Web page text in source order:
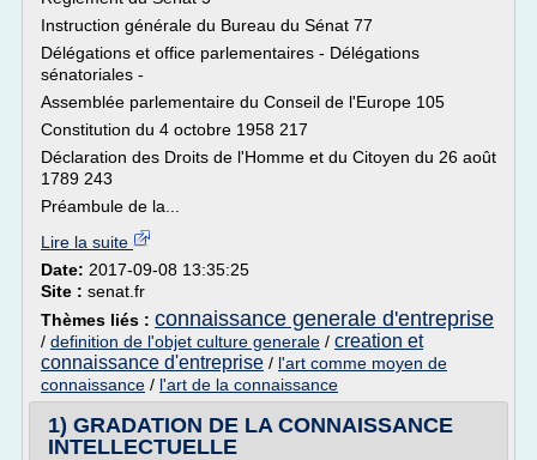
Instruction générale du Bureau du Sénat 77
Délégations et office parlementaires - Délégations
sénatoriales -
Assemblée parlementaire du Conseil de l'Europe 105
Constitution du 4 octobre 1958 217
Déclaration des Droits de l'Homme et du Citoyen du 26 août
1789 243
Préambule de la...
Lire la suite
Date: 2017-09-08 13:35:25
Site : senat.fr
Thèmes liés : connaissance generale d'entreprise
/ definition de l'objet culture generale / creation et
connaissance d'entreprise / l'art comme moyen de
connaissance / l'art de la connaissance
1) GRADATION DE LA CONNAISSANCE
INTELLECTUELLE